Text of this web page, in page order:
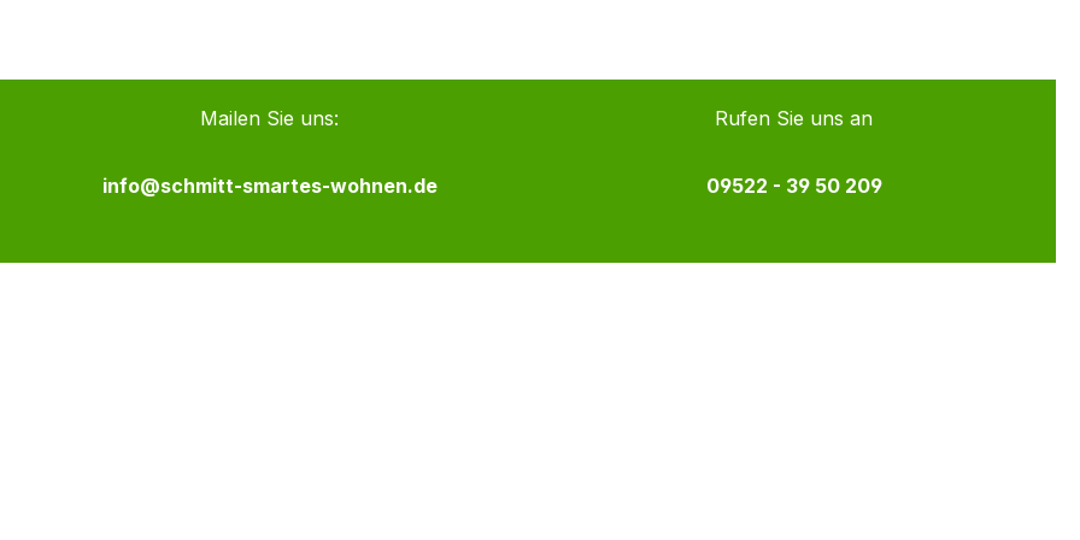
Mailen Sie uns:
info@schmitt-smartes-wohnen.de
Rufen Sie uns an
09522 - 39 50 209